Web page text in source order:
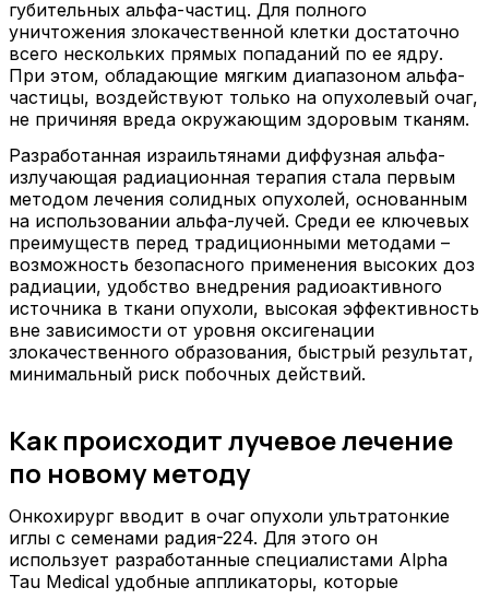
губительных альфа-частиц. Для полного
уничтожения злокачественной клетки достаточно
всего нескольких прямых попаданий по ее ядру.
При этом, обладающие мягким диапазоном альфа-
частицы, воздействуют только на опухолевый очаг,
не причиняя вреда окружающим здоровым тканям.
Разработанная израильтянами диффузная альфа-
излучающая радиационная терапия стала первым
методом лечения солидных опухолей, основанным
на использовании альфа-лучей. Среди ее ключевых
преимуществ перед традиционными методами –
возможность безопасного применения высоких доз
радиации, удобство внедрения радиоактивного
источника в ткани опухоли, высокая эффективность
вне зависимости от уровня оксигенации
злокачественного образования, быстрый результат,
минимальный риск побочных действий.
Как происходит лучевое лечение
по новому методу
Онкохирург вводит в очаг опухоли ультратонкие
иглы с семенами радия-224. Для этого он
использует разработанные специалистами Alpha
Tau Medical удобные аппликаторы, которые